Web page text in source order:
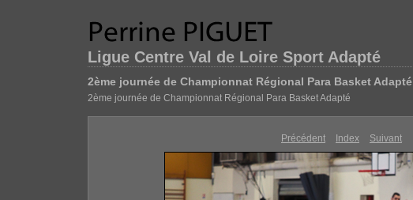
Ligue Centre Val de Loire Sport Adapté
2ème journée de Championnat Régional Para Basket Adapté
2ème journée de Championnat Régional Para Basket Adapté
Précédent Index Suivant